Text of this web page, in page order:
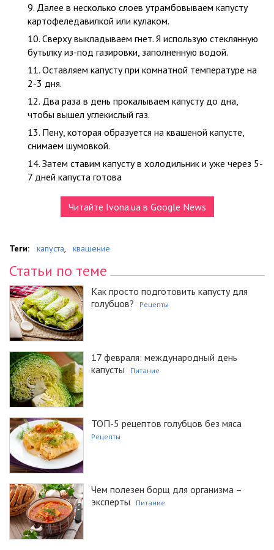
Далее в несколько слоев утрамбовываем капусту
картофеледавилкой или кулаком.
Сверху выкладываем гнет. Я использую стеклянную
бутылку из-под газировки, заполненную водой.
Оставляем капусту при комнатной температуре на
2-3 дня.
Два раза в день прокалываем капусту до дна,
чтобы вышел углекислый газ.
Пену, которая образуется на квашеной капусте,
снимаем шумовкой.
Затем ставим капусту в холодильник и уже через 5-
7 дней капуста готова
Читайте Ivona.ua в Google News
Теги: капуста, квашение
Статьи по теме
Как просто подготовить капусту для
голубцов?
Рецепты
17 февраля: международный день
капусты
Питание
ТОП-5 рецептов голубцов без мяса
Рецепты
Чем полезен борщ для организма –
эксперты
Питание